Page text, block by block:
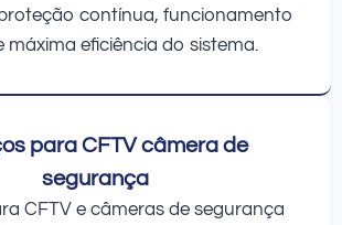
contínua, funcionamento
máxima eficiência do sistema.
para CFTV câmera de
segurança
CFTV e câmeras de segurança